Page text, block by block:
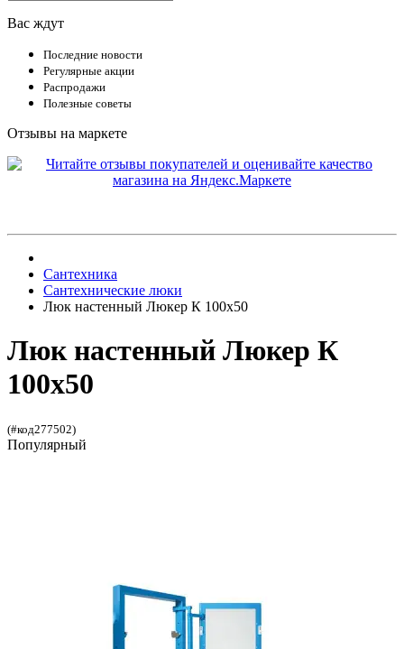
Вас ждут
Последние новости
Регулярные акции
Распродажи
Полезные советы
Отзывы на маркете
Сантехника
Сантехнические люки
Люк настенный Люкер К 100x50
Люк настенный Люкер К
100x50
(#код277502)
Популярный